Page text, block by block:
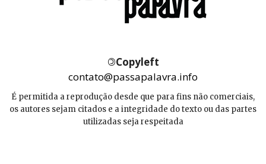
©Copyleft
contato@passapalavra.info
É permitida a reprodução desde que para fins não comerciais,
os autores sejam citados e a integridade do texto ou das partes
utilizadas seja respeitada